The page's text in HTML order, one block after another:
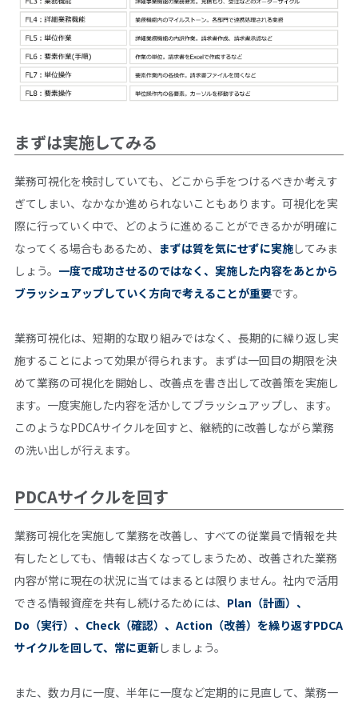
まずは実施してみる
業務可視化を検討していても、どこから手をつけるべきか考えす
ぎてしまい、なかなか進められないこともあります。可視化を実
際に行っていく中で、どのように進めることができるかが明確に
なってくる場合もあるため、 まずは質を気にせずに実施してみま
しょう。 一度で成功させるのではなく、実施した内容をあとから
ブラッシュアップしていく方向で考えることが重要です。
業務可視化は、短期的な取り組みではなく、長期的に繰り返し実
施することによって効果が得られます。まずは一回目の期限を決
めて業務の可視化を開始し、改善点を書き出して改善策を実施し
ます。一度実施した内容を活かしてブラッシュアップし、ます。
このようなPDCAサイクルを回すと、継続的に改善しながら業務
の洗い出しが行えます。
PDCAサイクルを回す
業務可視化を実施して業務を改善し、すべての従業員で情報を共
有したとしても、情報は古くなってしまうため、改善された業務
内容が常に現在の状況に当てはまるとは限りません。社内で活用
できる情報資産を共有し続けるためには、 Plan（計画）、
Do（実行）、Check（確認）、Action（改善）を繰り返すPDCA
サイクルを回して、常に更新しましょう。
また、数カ月に一度、半年に一度など定期的に見直して、業務一